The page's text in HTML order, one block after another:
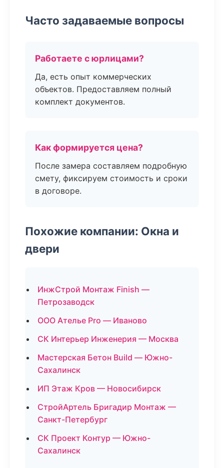
Часто задаваемые вопросы
Работаете с юрлицами?
Да, есть опыт коммерческих
объектов. Предоставляем полный
комплект документов.
Как формируется цена?
После замера составляем подробную
смету, фиксируем стоимость и сроки
в договоре.
Похожие компании: Окна и
двери
ИнжСтрой Монтаж Finish —
Петрозаводск
ООО Ателье Pro — Иваново
СК Интерьер Инженерия — Москва
Мастерская Бетон Build — Южно-
Сахалинск
ИП Этаж Кров — Новосибирск
СтройАртель Бригадир Монтаж —
Санкт-Петербург
СК Проект Контур — Южно-
Сахалинск